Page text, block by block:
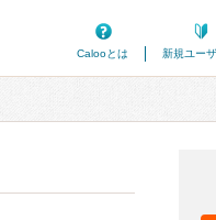
Calooとは
新規ユー